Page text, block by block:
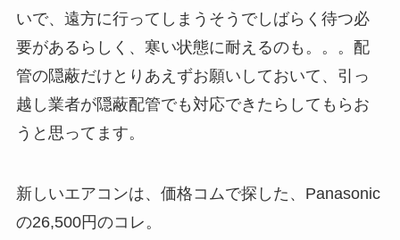
いで、遠方に行ってしまうそうでしばらく待つ必
要があるらしく、寒い状態に耐えるのも。。。配
管の隠蔽だけとりあえずお願いしておいて、引っ
越し業者が隠蔽配管でも対応できたらしてもらお
うと思ってます。
新しいエアコンは、価格コムで探した、Panasonic
の26,500円のコレ。